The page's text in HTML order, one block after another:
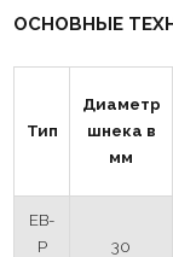
ОСНОВНЫЕ
Тип
Диаметр
шнека в
мм
EB-
P
30